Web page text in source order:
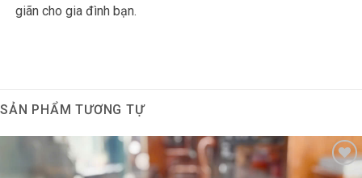
giãn cho gia đình bạn.
SẢN PHẨM TƯƠNG TỰ